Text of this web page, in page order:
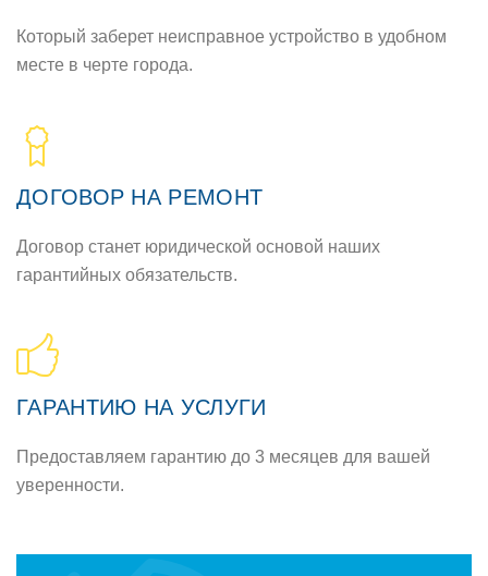
Который заберет неисправное устройство в удобном
месте в черте города.
ДОГОВОР НА РЕМОНТ
Договор станет юридической основой наших
гарантийных обязательств.
ГАРАНТИЮ НА УСЛУГИ
Предоставляем гарантию до 3 месяцев для вашей
уверенности.